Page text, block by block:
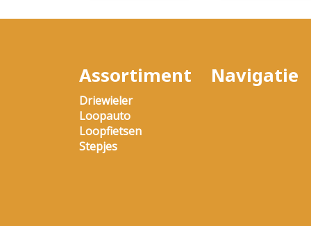
Assortiment
Driewieler
Loopauto
Loopfietsen
Stepjes
Navigatie